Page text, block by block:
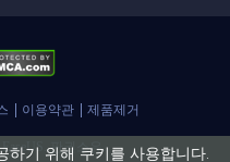
하기 위해 쿠키를 사용합니다.
이용약관 제품제거
판권소유.